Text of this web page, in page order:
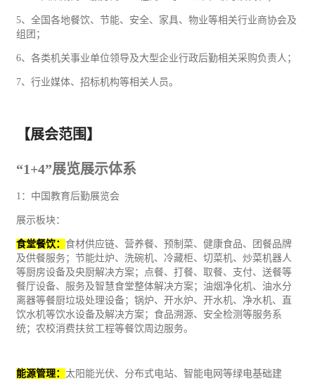
5、全国各地餐饮、节能、安全、家具、物业等相关行业商协会及
组团；
6、各类机关事业单位领导及大型企业行政后勤相关采购负责人；
7、行业媒体、招标机构等相关人员。
【展会范围】
“1+4”展览展示体系
1：中国教育后勤展览会
展示板块：
食堂餐饮： 食材供应链、营养餐、预制菜、健康食品、团餐品牌
及供餐服务； 节能灶炉、洗碗机、冷藏柜、切菜机、炒菜机器人
等厨房设备及央厨解决方案；点餐、打餐、取餐、支付、送餐等
餐厅设备、服务及智慧食堂整体解决方案；油烟净化机、油水分
离器等餐厨垃圾处理设备；锅炉、开水炉、开水机、净水机、直
饮水机等饮水设备及解决方案；食品溯源、安全检测等服务系
统；农校消费扶贫工程等餐饮周边服务。
能源管理： 太阳能光伏、分布式电站、智能电网等绿电基础建